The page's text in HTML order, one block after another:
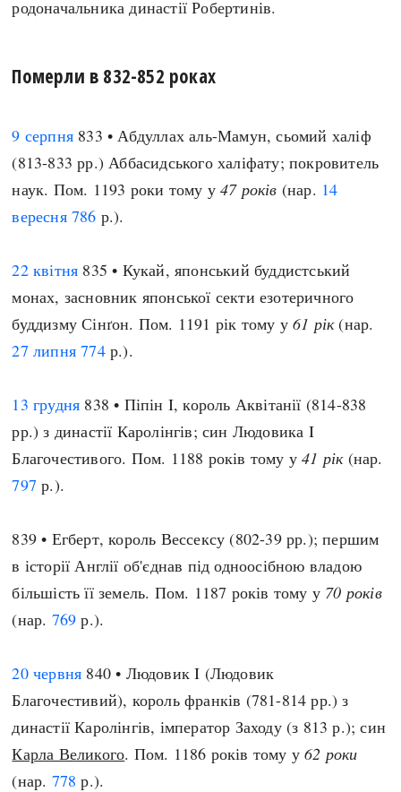
родоначальника династії Робертинів.
Померли в 832-852 роках
9 серпня 833 • Абдуллах аль-Мамун, сьомий халіф
(813-833 рр.) Аббасидського халіфату; покровитель
наук. Пом. 1193 роки тому у47 років (нар. 14
вересня 786 р.).
22 квітня 835 • Кукай, японський буддистський
монах, засновник японської секти езотеричного
буддизму Сінґон. Пом. 1191 рік тому у61 рік(нар.
27 липня 774р.).
13 грудня 838 • Піпін I, король Аквітанії (814-838
рр.) з династії Каролінгів; син Людовика I
Благочестивого. Пом. 1188 років тому у41 рік(нар.
797 р.).
839 • Егберт, король Вессексу (802-39 рр.); першим
в історії Англії об'єднав під одноосібною владою
більшість її земель. Пом. 1187 років тому у 70 років
(нар. 769 р.).
20 червня 840 • Людовик I (Людовик
Благочестивий), король франків (781-814 рр.) з
династії Каролінгів, імператор Заходу (з 813 р.); син
Карла Великого. Пом. 1186 років тому у62 роки
(нар. 778 р.).